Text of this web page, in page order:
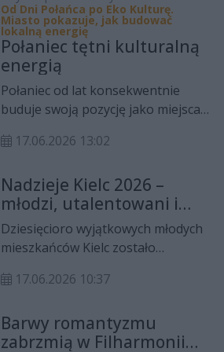
Małgorzata Chmielewska, jedna z
najważniejszych postaci polskiego
ruchu charytatywnego, przyjedzie
do Kielc, by mówić o miłości,
empatii, solidarności i
odpowiedzialności za tych, których
się poza zasięgiem naszej uwagi.
Od Dni Połańca po Eko Kulturę.
Miasto pokazuje, jak budować
lokalną energię
Połaniec tętni kulturalną
energią
Połaniec od lat konsekwentnie
buduje swoją pozycję jako miejsca,
rolę w życiu lokalnej społeczności.
Kultury i Sztuki w Połańcu –
instytucja, która nie tylko
organizuje wydarzenia kulturalne,
ale również inspiruje mieszkańców
kulturze, rozwija lokalne talenty
integracji różnych pokoleń. Dzięki
zaangażowaniu Miasta i Gminy
17.06.2026 13:02
Nadzieje Kielc 2026 –
młodzi, utalentowani i
pełni pasji
Dziesięcioro wyjątkowych młodych
mieszkańców Kielc zostało
Kielc 2026”. Uroczysta gala odbyła
Centrum Kultury. Wyróżnienie
przyznawane jest młodzieży, która
17.06.2026 10:37
Barwy romantyzmu
zabrzmią w Filharmonii